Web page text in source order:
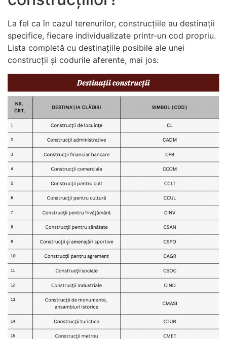
La fel ca în cazul terenurilor, construcțiile au destinații
specifice, fiecare individualizate printr-un cod propriu.
Lista completă cu destinațiile posibile ale unei
construcții și codurile aferente, mai jos: